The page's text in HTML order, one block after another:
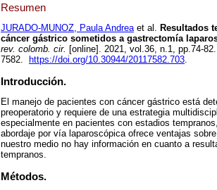
Resumen
JURADO-MUNOZ, Paula Andreaet al. Resultados
cáncer gástrico sometidos a gastrectomía
rev. colomb. cir. [online]. 2021, vol.36, n.1, pp.74-
7582.
https://doi.org/10.30944/20117582.703.
Introducción.
El manejo de pacientes con cáncer gástrico está
preoperatorio y requiere de una estrategia
especialmente en pacientes con estadios
abordaje por vía laparoscópica ofrece ventajas
nuestro medio no hay información en cuanto a
tempranos.
Métodos.